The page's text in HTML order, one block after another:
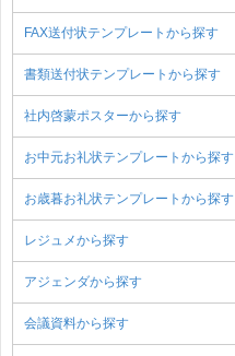
FAX送付状テンプレートから探す
書類送付状テンプレートから探す
社内啓蒙ポスターから探す
お中元お礼状テンプレートから探す
お歳暮お礼状テンプレートから探す
レジュメから探す
アジェンダから探す
会議資料から探す